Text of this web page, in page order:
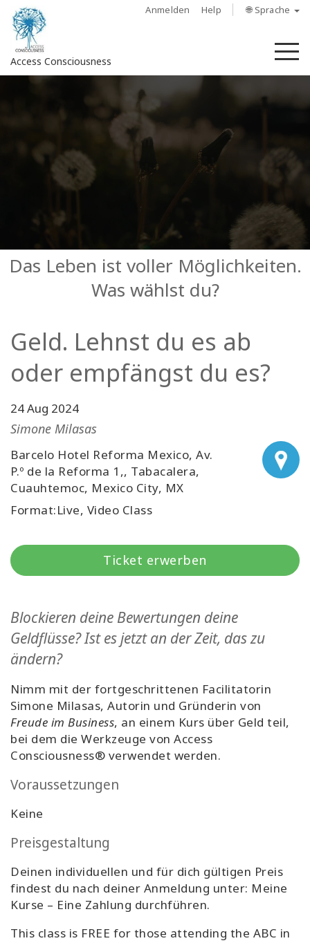
Anmelden Help 🌐 Sprache
Access Consciousness
Regionen
Neuigkeiten
KONTAKT
Das Leben ist voller Möglichkeiten.
Was wählst du?
Geld. Lehnst du es ab
oder empfängst du es?
24 Aug 2024
Simone Milasas
Barcelo Hotel Reforma Mexico, Av.
P.º de la Reforma 1,, Tabacalera,
Cuauhtemoc, Mexico City, MX
Format:Live, Video Class
Ticket erwerben
Blockieren deine Bewertungen deine
Geldflüsse? Ist es jetzt an der Zeit, das zu
ändern?
Nimm mit der fortgeschrittenen Facilitatorin
Simone Milasas, Autorin und Gründerin von
Freude im Business, an einem Kurs über Geld teil,
bei dem die Werkzeuge von Access
Consciousness® verwendet werden.
Voraussetzungen
Keine
Preisgestaltung
Deinen individuellen und für dich gültigen Preis
findest du nach deiner Anmeldung unter: Meine
Kurse – Eine Zahlung durchführen.
This class is FREE for those attending the ABC in